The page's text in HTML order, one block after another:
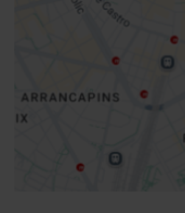
Cómo llegar